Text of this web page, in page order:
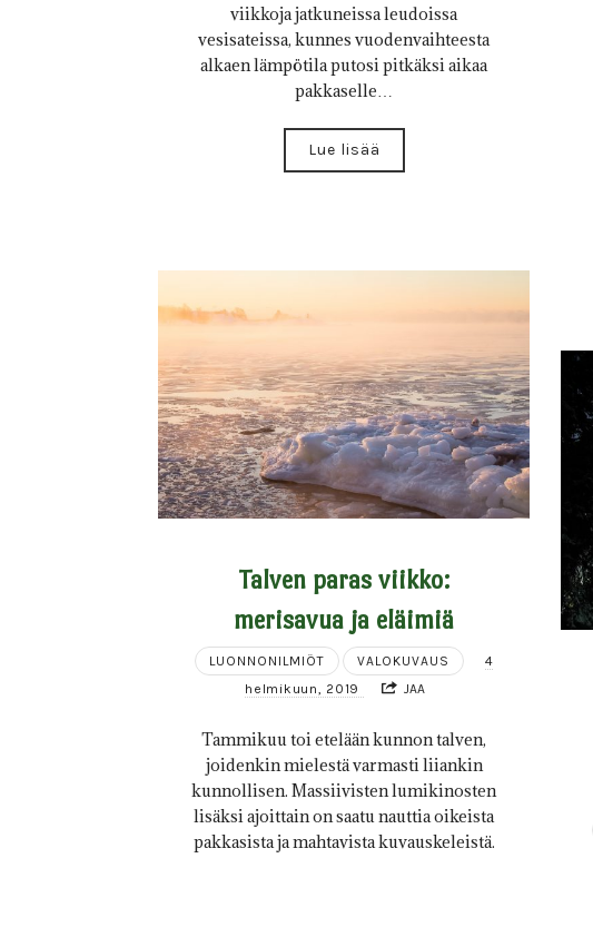
viikkoja jatkuneissa leudoissa
vesisateissa, kunnes vuodenvaihteesta
alkaen lämpötila putosi pitkäksi aikaa
pakkaselle…
Lue lisää
Talven paras viikko:
merisavua ja eläimiä
LUONNONILMIÖT VALOKUVAUS
4
helmikuun, 2019
JAA
Tammikuu toi etelään kunnon talven,
joidenkin mielestä varmasti liiankin
kunnollisen. Massiivisten lumikinosten
lisäksi ajoittain on saatu nauttia oikeista
pakkasista ja mahtavista kuvauskeleistä.